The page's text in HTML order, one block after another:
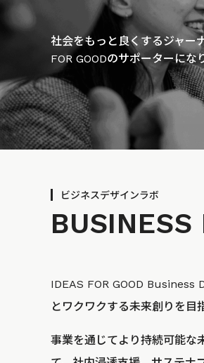
社会をもっと良くするジャー
FOR GOODのサポーターにな
ビジネスデザインラボ
BUSINESS
IDEAS FOR GOOD Business
とワクワクする未来創りを目
事業を通じてより持続可能な